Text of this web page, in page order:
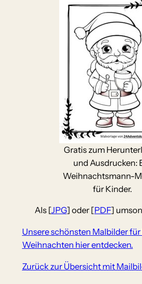
Gratis zum
und Ausdrucken:
Weihnachtsmann-
für Kinder.
Als [JPG] oder [PDF]
Unsere schönsten Malbilder
Weihnachten hier entdecken.
Zurück zur Übersicht mit